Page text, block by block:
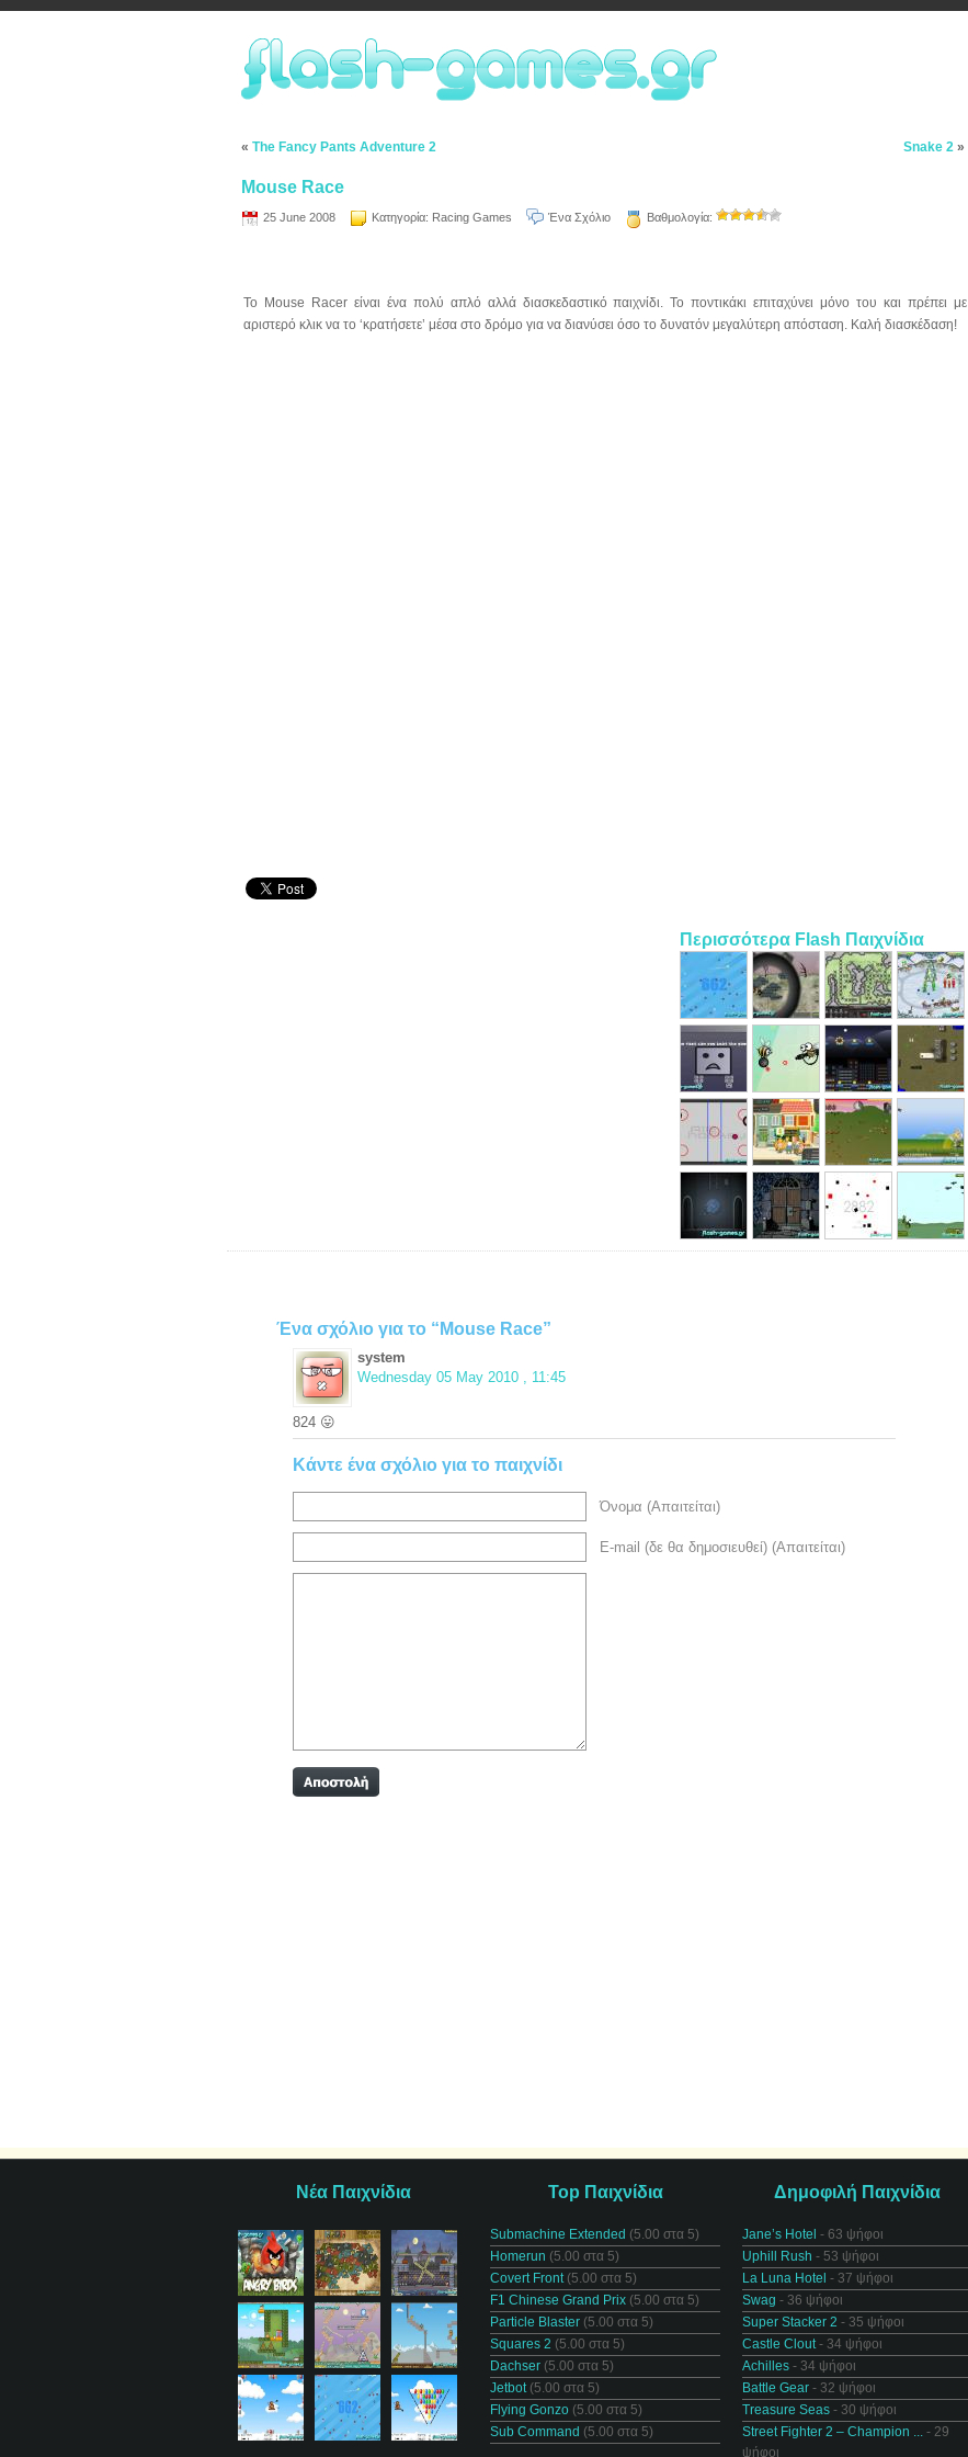
« The Fancy Pants Adventure 2 Snake 2 »
Mouse Race
25 June 2008 Κατηγορία: Racing Games Ένα Σχόλιο Βαθμολογία:
Το Mouse Racer είναι ένα πολύ απλό αλλά διασκεδαστικό παιχνίδι. Το ποντικάκι επιταχύνει μόνο του και πρέπει με
αριστερό κλικ να το ‘κρατήσετε’ μέσα στο δρόμο για να διανύσει όσο το δυνατόν μεγαλύτερη απόσταση. Καλή διασκέδαση!
Περισσότερα Flash Παιχνίδια
Ένα σχόλιο για το “Mouse Race”
system
Wednesday 05 May 2010 , 11:45
824 😛
Κάντε ένα σχόλιο για το παιχνίδι
Όνομα (Απαιτείται)
E-mail (δε θα δημοσιευθεί) (Απαιτείται)
Νέα Παιχνίδια Top Παιχνίδια
Submachine Extended (5.00 στα 5)
Homerun (5.00 στα 5)
Covert Front(5.00 στα 5)
F1 Chinese Grand Prix (5.00 στα 5)
Particle Blaster (5.00 στα 5)
Squares 2 (5.00 στα 5)
Dachser (5.00 στα 5)
Jetbot(5.00 στα 5)
Flying Gonzo (5.00 στα 5)
Sub Command (5.00 στα 5)
Δημοφιλή Παιχνίδια
Jane’s Hotel - 63 ψήφοι
Uphill Rush - 53 ψήφοι
La Luna Hotel - 37 ψήφοι
Swag - 36 ψήφοι
Super Stacker 2 - 35 ψήφοι
Castle Clout- 34 ψήφοι
Achilles - 34 ψήφοι
Battle Gear - 32 ψήφοι
Treasure Seas - 30 ψήφοι
Street Fighter 2 – Champion ... - 29
ψήφοι